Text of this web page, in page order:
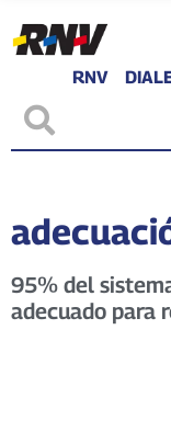
RNV
95% del
adecuado para